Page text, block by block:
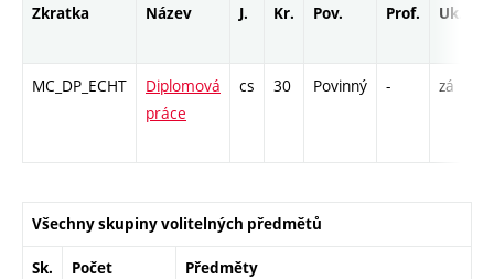
Zkratka Název J. Kr. Pov. Prof. Uk.
MC_DP_ECHT
Diplomová
práce
cs 30 Povinný - zá
Všechny skupiny volitelných předmětů
Sk.
Počet
Předměty